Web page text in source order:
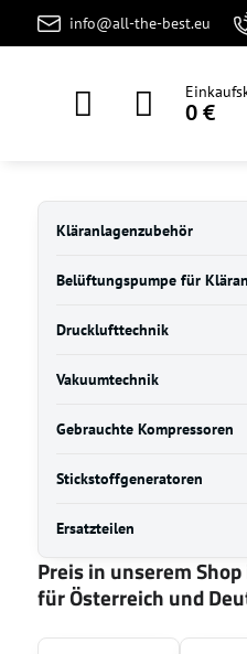
info@all-the-best.eu
0 €
Kläranlagenzubehör
Belüftungspumpe für
Drucklufttechnik
Vakuumtechnik
Gebrauchte Kompressoren
Stickstoffgeneratoren
Ersatzteilen
Preis in unserem
für Österreich und